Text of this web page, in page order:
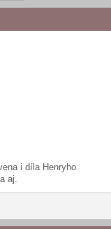
i díla Henryho
aj.